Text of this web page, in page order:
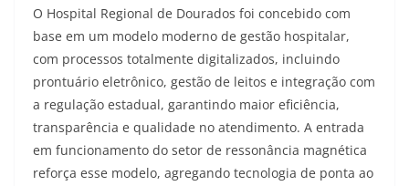
O Hospital Regional de Dourados foi concebido com
base em um modelo moderno de gestão hospitalar,
com processos totalmente digitalizados, incluindo
prontuário eletrônico, gestão de leitos e integração com
a regulação estadual, garantindo maior eficiência,
transparência e qualidade no atendimento. A entrada
em funcionamento do setor de ressonância magnética
reforça esse modelo, agregando tecnologia de ponta ao